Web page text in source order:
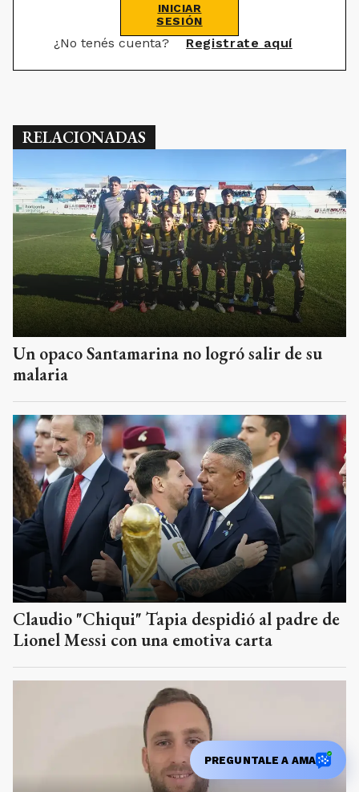
INICIAR
SESIÓN
¿No tenés cuenta? Registrate aquí
RELACIONADAS
Un opaco Santamarina no logró salir de su
malaria
Claudio "Chiqui" Tapia despidió al padre de
Lionel Messi con una emotiva carta
PREGUNTALE A AMA